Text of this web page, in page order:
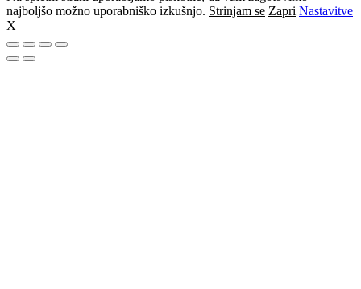
najboljšo možno uporabniško izkušnjo. Strinjam se Zapri Nastavitve
X